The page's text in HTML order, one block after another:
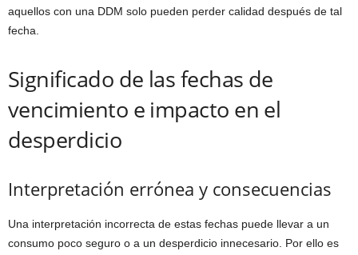
aquellos con una DDM solo pueden perder calidad después de tal
fecha.
Significado de las fechas de
vencimiento e impacto en el
desperdicio
Interpretación errónea y consecuencias
Una interpretación incorrecta de estas fechas puede llevar a un
consumo poco seguro o a un desperdicio innecesario. Por ello es